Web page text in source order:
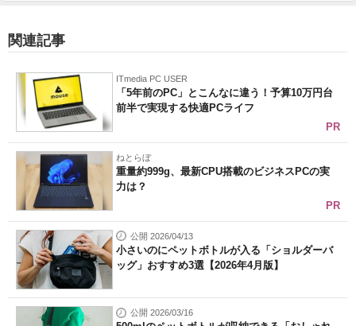
関連記事
ITmedia PC USER
「5年前のPC」とこんなに違う！予算10万円台
前半で実現する快適PCライフ
PR
ねとらぼ
重量約999g、最新CPU搭載のビジネスPCの実
力は？
PR
公開 2026/04/13
小さいのにペットボトルが入る「ショルダーバ
ッグ」おすすめ3選【2026年4月版】
公開 2026/03/16